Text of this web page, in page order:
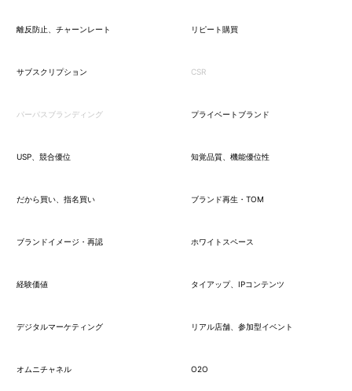
離反防止、チャーンレート リピート購買
サブスクリプション CSR
パーパスブランディング プライベートブランド
USP、競合優位 知覚品質、機能優位性
だから買い、指名買い ブランド再生・TOM
ブランドイメージ・再認 ホワイトスペース
経験価値 タイアップ、IPコンテンツ
デジタルマーケティング リアル店舗、参加型イベント
オムニチャネル O2O